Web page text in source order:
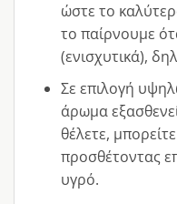
ώστε το
το παίρνουμε
(ενισχυτικά),
Σε επιλογή
άρωμα
θέλετε,
προσθέτοντας
υγρό.